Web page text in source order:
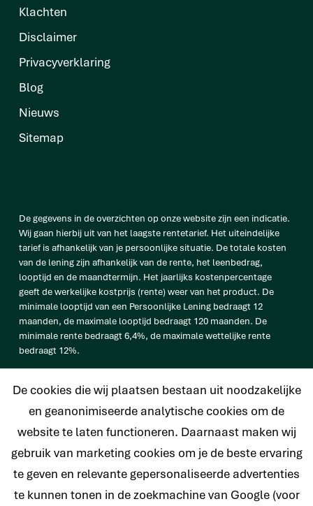
Klachten
Disclaimer
Privacyverklaring
Blog
Nieuws
Sitemap
De gegevens in de overzichten op onze website zijn een indicatie.
Wij gaan hierbij uit van het laagste rentetarief. Het uiteindelijke
tarief is afhankelijk van je persoonlijke situatie. De totale kosten
van de lening zijn afhankelijk van de rente, het leenbedrag,
looptijd en de maandtermijn. Het jaarlijks kostenpercentage
geeft de werkelijke kostprijs (rente) weer van het product. De
minimale looptijd van een Persoonlijke Lening bedraagt 12
maanden, de maximale looptijd bedraagt 120 maanden. De
minimale rente bedraagt 6,4%, de maximale wettelijke rente
bedraagt 12%.
bedraagt € 33.638 op basis van een looptijd van 120 maanden met
een maandtermijn van € 280,32 en een rentetarief van 6,4%.
© 2026 Nederlands Krediet Collectief
De cookies die wij plaatsen bestaan uit noodzakelijke
en geanonimiseerde analytische cookies om de
website te laten functioneren. Daarnaast maken wij
gebruik van marketing cookies om je de beste ervaring
te geven en relevante gepersonaliseerde advertenties
te kunnen tonen in de zoekmachine van Google (voor